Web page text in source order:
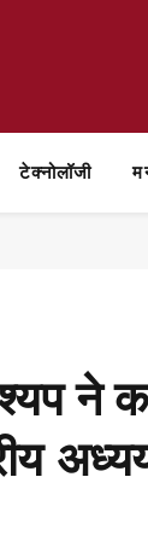
टेक्नोलॉजी
ने